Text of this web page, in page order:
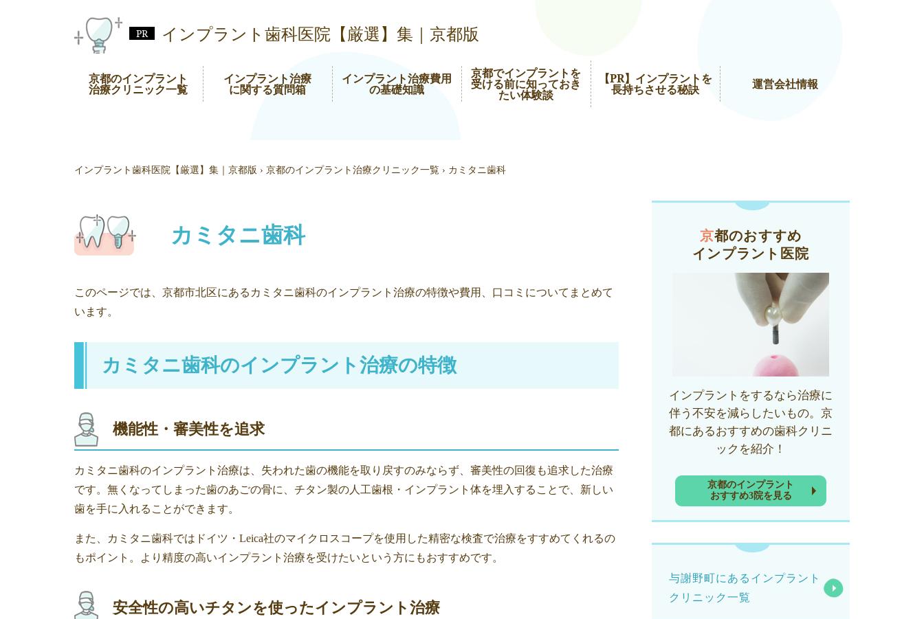
インプラント歯科医院【厳選】集｜京都版
京都のインプラント
治療クリニック一覧
インプラント治療
に関する質問箱
インプラント治療費用
の基礎知識
京都でインプラントを
受ける前に知っておき
たい体験談
【PR】インプラントを
長持ちさせる秘訣 運営会社情報
インプラント歯科医院【厳選】集｜京都版 › 京都のインプラント治療クリニック一覧 › カミタニ歯科
カミタニ歯科
このページでは、京都市北区にあるカミタニ歯科のインプラント治療の特徴や費用、口コミについてまとめて
います。
カミタニ歯科のインプラント治療の特徴
機能性・審美性を追求
カミタニ歯科のインプラント治療は、失われた歯の機能を取り戻すのみならず、審美性の回復も追求した治療
です。無くなってしまった歯のあごの骨に、チタン製の人工歯根・インプラント体を埋入することで、新しい
歯を手に入れることができます。
また、カミタニ歯科ではドイツ・Leica社のマイクロスコープを使用した精密な検査で治療をすすめてくれるの
もポイント。より精度の高いインプラント治療を受けたいという方にもおすすめです。
安全性の高いチタンを使ったインプラント治療
京都のおすすめ
インプラント医院
インプラントをするなら治療に
伴う不安を減らしたいもの。京
都にあるおすすめの歯科クリニ
ックを紹介！
京都のインプラント
おすすめ3院を見る
与謝野町にあるインプラント
クリニック一覧